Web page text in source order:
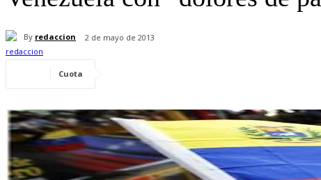
By redaccion 2 de mayo de 2013
Cuota